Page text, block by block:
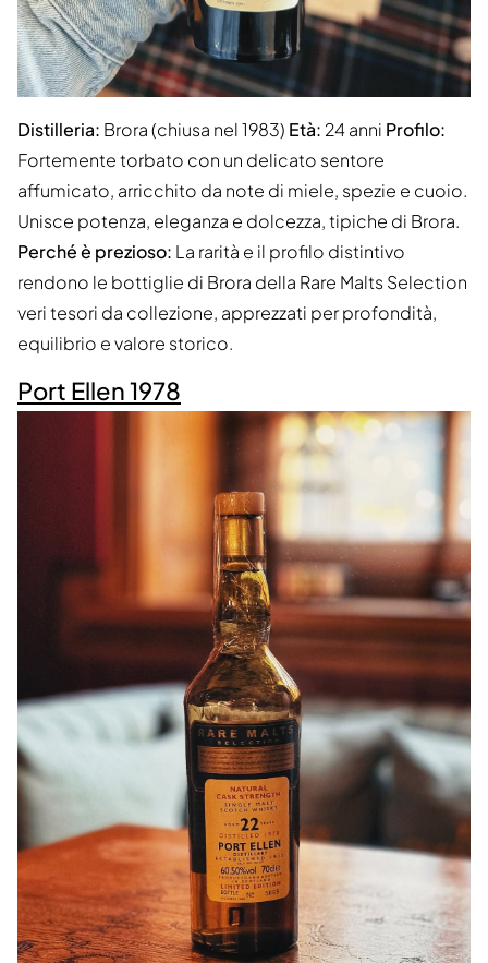
Distilleria: Brora (chiusa nel 1983) Età: 24 anni Profilo:
Fortemente torbato con un delicato sentore
affumicato, arricchito da note di miele, spezie e cuoio.
Unisce potenza, eleganza e dolcezza, tipiche di Brora.
Perché è prezioso: La rarità e il profilo distintivo
rendono le bottiglie di Brora della Rare Malts Selection
veri tesori da collezione, apprezzati per profondità,
equilibrio e valore storico.
Port Ellen 1978